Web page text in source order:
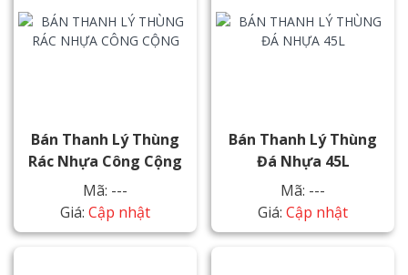
Bán Thanh Lý Thùng
Rác Nhựa Công Cộng
Mã: ---
Giá: Cập nhật
Bán Thanh Lý Thùng
Đá Nhựa 45L
Mã: ---
Giá: Cập nhật